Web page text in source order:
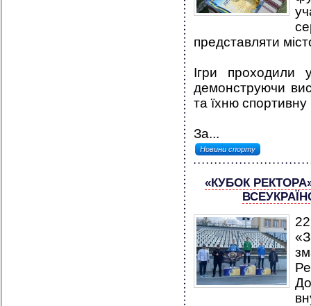
представляти
Ігри проходили
демонструючи
та їхню
За...
Новини спорту
«КУБОК